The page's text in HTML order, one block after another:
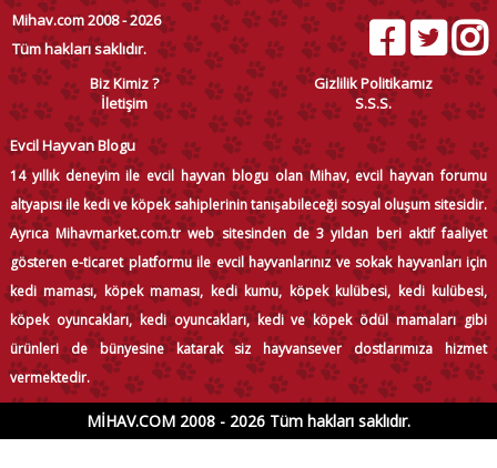
Mihav.com 2008 - 2026
Tüm hakları saklıdır.
Biz Kimiz ?
Gizlilik Politikamız
İletişim
S.S.S.
Evcil Hayvan Blogu
14 yıllık deneyim ile evcil hayvan blogu olan Mihav, evcil hayvan forumu
altyapısı ile kedi ve köpek sahiplerinin tanışabileceği sosyal oluşum sitesidir.
Ayrıca Mihavmarket.com.tr web sitesinden de 3 yıldan beri aktif faaliyet
gösteren e-ticaret platformu ile evcil hayvanlarınız ve sokak hayvanları için
kedi maması, köpek maması, kedi kumu, köpek kulübesi, kedi kulübesi,
köpek oyuncakları, kedi oyuncakları, kedi ve köpek ödül mamaları gibi
ürünleri de bünyesine katarak siz hayvansever dostlarımıza hizmet
vermektedir.
MİHAV.COM 2008 - 2026 Tüm hakları saklıdır.